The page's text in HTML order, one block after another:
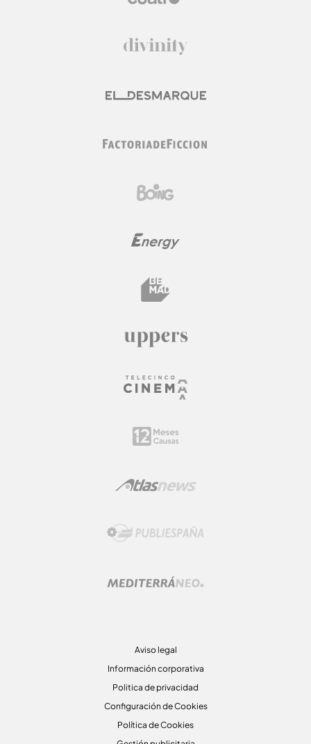
Aviso legal
Información corporativa
Politica de privacidad
Configuración de Cookies
Política de Cookies